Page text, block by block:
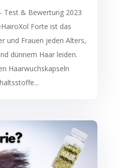
Test & Bewertung 2023
Forte ist das
und Frauen jeden Alters,
dünnem Haar leiden.
Haarwuchskapseln